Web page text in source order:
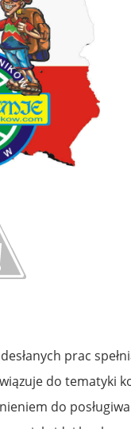
prac
do tematyki
do